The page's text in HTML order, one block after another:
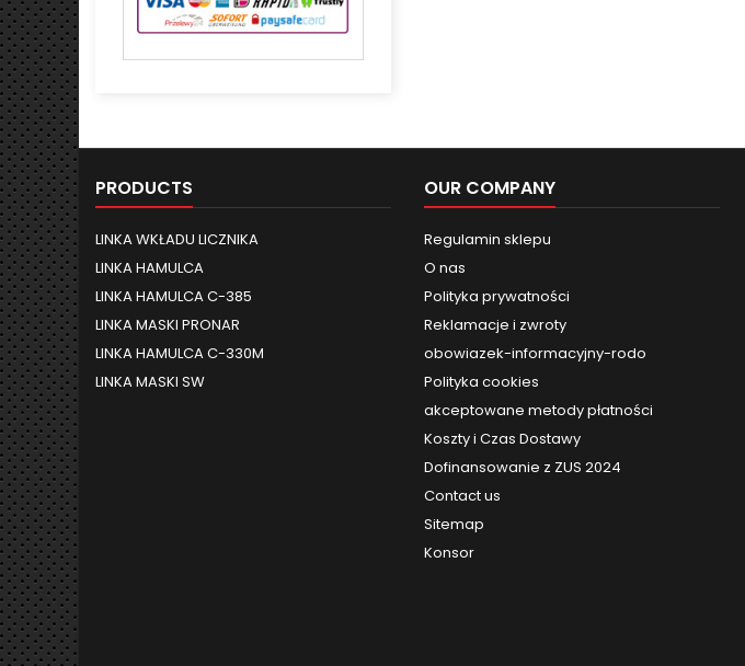
PRODUCTS
LINKA WKŁADU LICZNIKA
LINKA HAMULCA
LINKA HAMULCA C-385
LINKA MASKI PRONAR
LINKA HAMULCA C-330M
LINKA MASKI SW
OUR COMPANY
Regulamin sklepu
O nas
Polityka prywatności
Reklamacje i zwroty
obowiazek-informacyjny-rodo
Polityka cookies
akceptowane metody płatności
Koszty i Czas Dostawy
Dofinansowanie z ZUS 2024
Contact us
Sitemap
Konsor